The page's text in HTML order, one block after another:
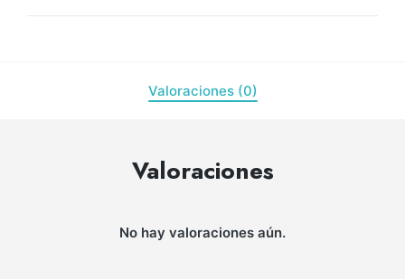
Valoraciones (0)
Valoraciones
No hay valoraciones aún.